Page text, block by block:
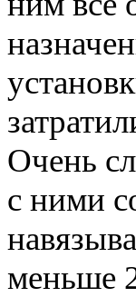
Очень
с ними
меньше